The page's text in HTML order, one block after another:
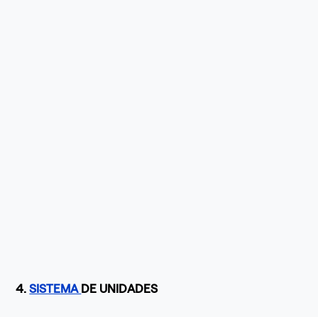
4.SISTEMA DE UNIDADES